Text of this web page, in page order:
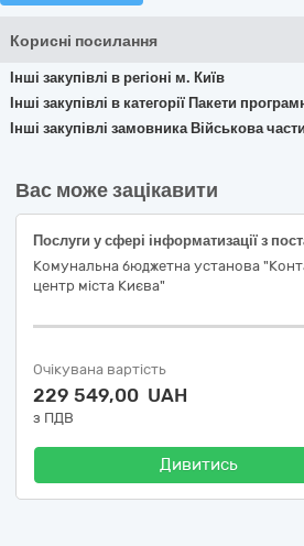
Корисні посилання
Інші закупівлі в регіоні м. Київ
Інші закупівлі в категорії Пакети
Інші закупівлі замовника Військова
Вас може зацікавити
Комунальна бюджетна установа
центр міста Києва"
Очікувана вартість
229 549,00 UAH
з ПДВ
Дивитись